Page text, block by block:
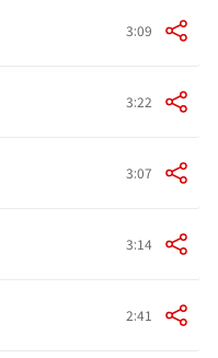
3:09
3:22
3:07
3:14
2:41